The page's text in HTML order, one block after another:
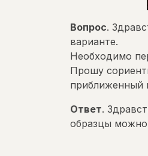
Вопрос.
варианте.
Необходимо
Прошу
приближенный
Ответ.
образцы можно